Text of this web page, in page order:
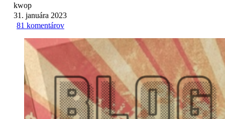
kwop
31. januára 2023
81 komentárov